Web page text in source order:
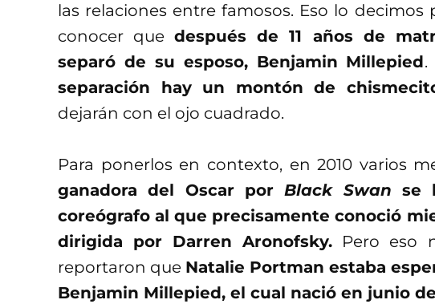
las relaciones entre famosos. Eso lo
conocer quedespués de 11 años de
separó de su esposo, Benjamin Millepied.
separación hay un montón de
dejarán con el ojo cuadrado.
Para ponerlos en contexto, en 2010 varios
ganadora del Oscar porBlack Swan se
coreógrafo al que precisamente conoció
dirigida por Darren Aronofsky. Pero eso
reportaron que Natalie Portman estaba
Benjamin Millepied, el cual nació en junio de